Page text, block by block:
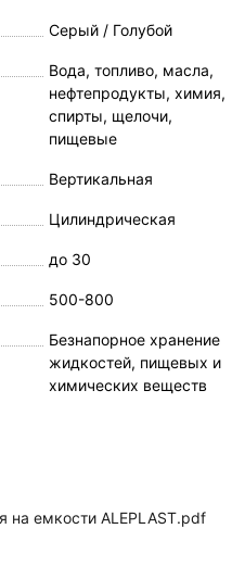
Серый / Голубой
Вода, топливо, масла,
нефтепродукты, химия,
спирты, щелочи,
пищевые
Вертикальная
Цилиндрическая
до 30
500-800
Безнапорное хранение
жидкостей, пищевых и
химических веществ
на емкости ALEPLAST.pdf